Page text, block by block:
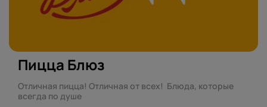
Пицца Блюз
Отличная пицца! Отличная от всех! Блюда, которые
всегда по душе